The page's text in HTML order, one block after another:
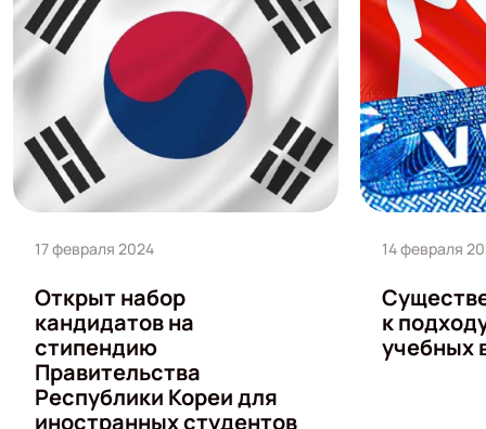
17 февраля 2024
Открыт набор
кандидатов на
стипендию
Правительства
Республики Кореи для
иностранных студентов
14 февраля
к
учебных